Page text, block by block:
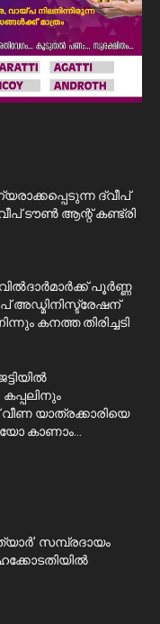
ദ്വീപ്
ടൗൺ ആന്റ് കണ്ട്രി
പൂർണ്ണ
അഡ്മിനിസ്ട്രേഷന്
കനത്ത തിരിച്ചടി
കപ്പലിനും
വീണ യാത്രക്കാരിയെ
കാണാം...
സമ്പ്രദായം